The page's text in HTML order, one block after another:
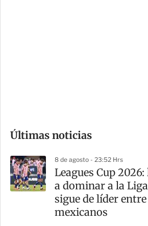
m
a
r
t
Últimas noticias
8 de agosto - 23:52 Hrs
Leagues Cup
a dominar a la
sigue de líder
mexicanos